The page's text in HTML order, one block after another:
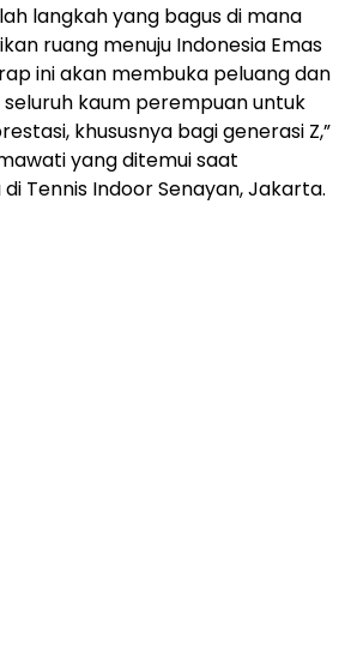
langkah yang bagus di mana
ruang menuju Indonesia Emas
ini akan membuka peluang dan
kaum perempuan untuk
khususnya bagi generasi Z,”
yang ditemui saat
Tennis Indoor Senayan, Jakarta.